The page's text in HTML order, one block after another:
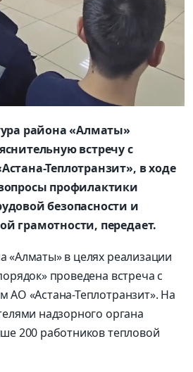
района «Алматы»
встречу с
Теплотранзит», в ходе
профилактики
безопасности и
грамотности, передает.
«Алматы» в целях реализации
проведена встреча с
АО «Астана-Теплотранзит». На
надзорного органа
200 работников тепловой